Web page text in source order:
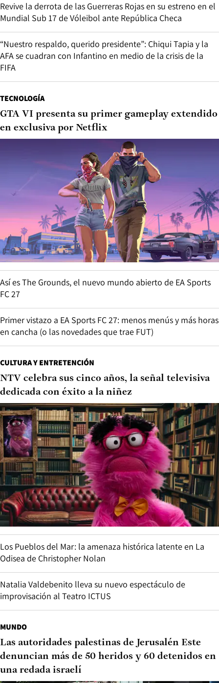
Revive la derrota de las Guerreras Rojas en su estreno en el
Mundial Sub 17 de Vóleibol ante República Checa
“Nuestro respaldo, querido presidente”: Chiqui Tapia y la
AFA se cuadran con Infantino en medio de la crisis de la
FIFA
TECNOLOGÍA
GTA VI presenta su primer gameplay extendido
en exclusiva por Netflix
Así es The Grounds, el nuevo mundo abierto de EA Sports
FC 27
Primer vistazo a EA Sports FC 27: menos menús y más horas
en cancha (o las novedades que trae FUT)
CULTURA Y ENTRETENCIÓN
NTV celebra sus cinco años, la señal televisiva
dedicada con éxito a la niñez
Los Pueblos del Mar: la amenaza histórica latente en La
Odisea de Christopher Nolan
Natalia Valdebenito lleva su nuevo espectáculo de
improvisación al Teatro ICTUS
MUNDO
Las autoridades palestinas de Jerusalén Este
denuncian más de 50 heridos y 60 detenidos en
una redada israelí